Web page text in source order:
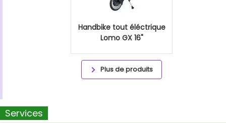
Handbike tout éléctrique
Lomo GX 16"
Plus de produits
Services